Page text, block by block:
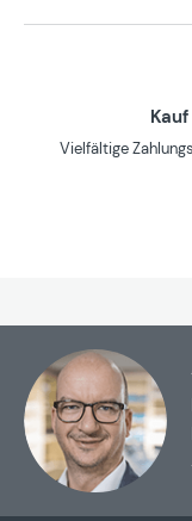
Vielfältige